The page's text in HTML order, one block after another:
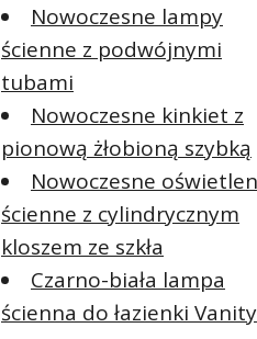
Nowoczesne lampy
ścienne z podwójnymi
tubami
Nowoczesne kinkiet z
pionową żłobioną szybką
Nowoczesne
ścienne z cylindrycznym
kloszem ze szkła
Czarno-biała lampa
ścienna do łazienki Vanity